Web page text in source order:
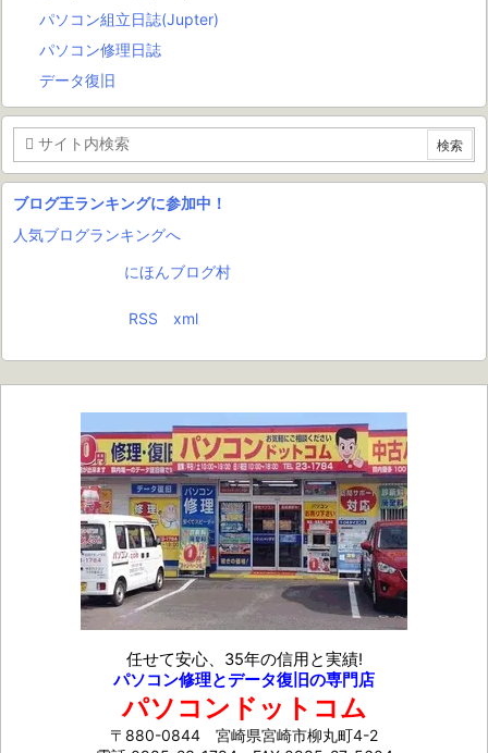
パソコン組立日誌(Jupter)
パソコン修理日誌
データ復旧
ブログ王ランキングに参加中！
人気ブログランキングへ
にほんブログ村
RSS xml
任せて安心、35年の信用と実績!
パソコン修理とデータ復旧の専門店
パソコンドットコム
〒880-0844 宮崎県宮崎市柳丸町4-2